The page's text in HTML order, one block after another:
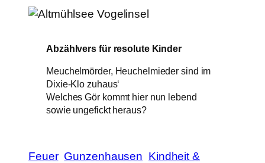
Abzählvers für resolute Kinder
Meuchelmörder, Heuchelmieder sind im
Dixie-Klo zuhaus‘
Welches Gör kommt hier nun lebend
sowie ungefickt heraus?
Feuer Gunzenhausen Kindheit &